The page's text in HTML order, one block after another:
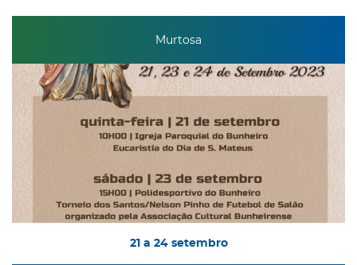
Murtosa
21 a 24 setembro